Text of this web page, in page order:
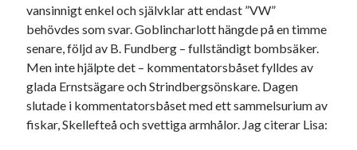
24 25 26 27 28 29 30
31
« nov jan »
Sök
vansinnigt enkel och självklar att endast ”VW”
behövdes som svar. Goblincharlott hängde på en timme
senare, följd av B. Fundberg – fullständigt bombsäker.
Men inte hjälpte det – kommentatorsbåset fylldes av
glada Ernstsägare och Strindbergsönskare. Dagen
slutade i kommentatorsbåset med ett sammelsurium av
fiskar, Skellefteå och svettiga armhålor. Jag citerar Lisa: